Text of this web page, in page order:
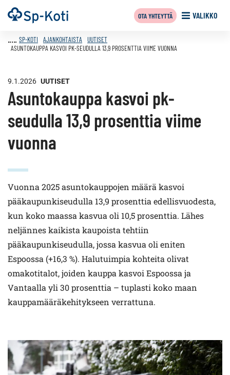
Siirry
sisältöön
Etusivu VALIKKO
OTA YHTEYTTÄ
SP-KOTI AJANKOHTAISTA UUTISET
ASUNTOKAUPPA KASVOI PK-SEUDULLA 13,9 PROSENTTIA VIIME VUONNA
9.1.2026 UUTISET
Asuntokauppa kasvoi pk-
seudulla 13,9 prosenttia viime
vuonna
Vuonna 2025 asuntokauppojen määrä kasvoi
pääkaupunkiseudulla 13,9 prosenttia edellisvuodesta,
kun koko maassa kasvua oli 10,5 prosenttia. Lähes
neljännes kaikista kaupoista tehtiin
pääkaupunkiseudulla, jossa kasvua oli eniten
Espoossa (+16,3 %). Halutuimpia kohteita olivat
omakotitalot, joiden kauppa kasvoi Espoossa ja
Vantaalla yli 30 prosenttia – tuplasti koko maan
kauppamääräkehitykseen verrattuna.